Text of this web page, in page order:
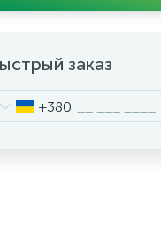
заказ
+380